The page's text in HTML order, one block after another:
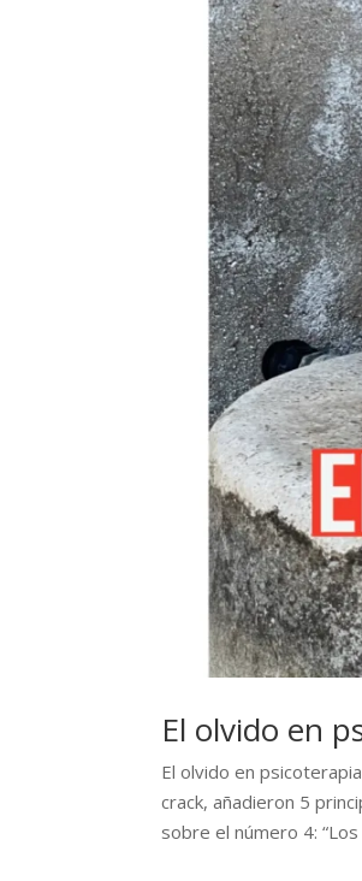
El olvido en
El olvido en
crack, añadieron 5
sobre el número 4: